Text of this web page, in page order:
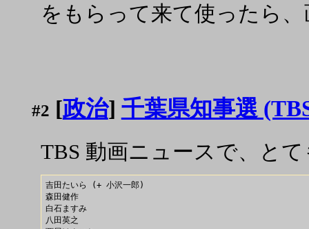
をもらって来て使ったら
#2 [政治] 千葉県知事選
TBS 動画ニュースで、と
吉田たいら (+ 小沢一郎)
森田健作
白石ますみ
八田英之